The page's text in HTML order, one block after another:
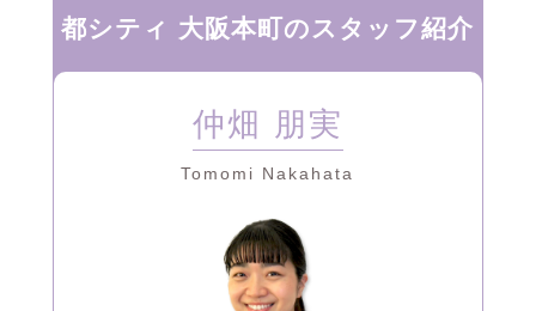
都シティ 大阪本町のスタッフ紹介
仲畑 朋実
Tomomi Nakahata